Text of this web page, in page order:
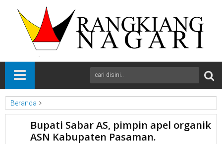
Beranda
News
Pasaman
Sumbar
Bupati Sabar AS, pimpin apel organik ASN Kabupaten Pasaman.
Bupati Sabar AS, pimpin apel organik
ASN Kabupaten Pasaman.